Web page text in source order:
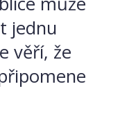
jednu
věří, že